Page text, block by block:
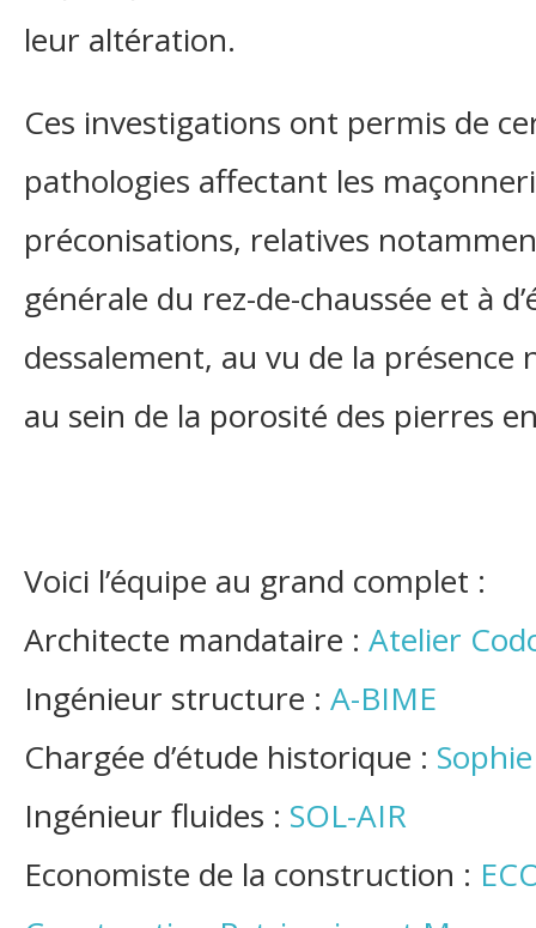
leur altération.
Ces investigations ont permis de
pathologies affectant les
préconisations, relatives
générale du rez-de-chaussée et à
dessalement, au vu de la
au sein de la porosité des pierres
Voici l’équipe au grand complet :
Architecte mandataire : Atelier
Ingénieur structure : A-BIME
Chargée d’étude historique :
Ingénieur fluides : SOL-AIR
Economiste de la construction :